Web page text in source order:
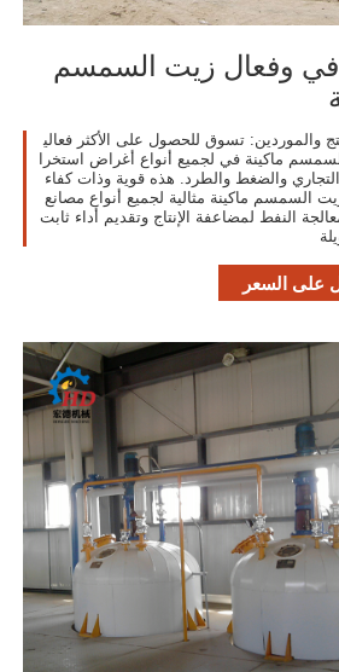
وفعال زيت السمسم
والموردين: تسوق للحصول على الأكثر فعالي
ماكينة في لجميع أنواع أغراض استخرا
والضغط والطرد. هذه قوية وذات كفاء
السمسم ماكينة مثالية لجميع أنواع مصانع
النفط لمضاعفة الإنتاج وتقديم أداء ثابت
على السعر